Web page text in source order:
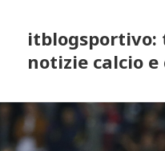
notizie calcio